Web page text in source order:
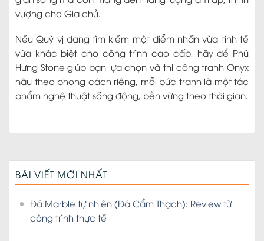
vượng cho Gia chủ.
Nếu Quý vị đang tìm kiếm một điểm nhấn vừa tinh tế
vừa khác biệt cho công trình cao cấp, hãy để Phú
Hưng Stone giúp bạn lựa chọn và thi công tranh Onyx
nâu theo phong cách riêng, mỗi bức tranh là một tác
phẩm nghệ thuật sống động, bền vững theo thời gian.
BÀI VIẾT MỚI NHẤT
Đá Marble tự nhiên (Đá Cẩm Thạch): Review từ
công trình thực tế